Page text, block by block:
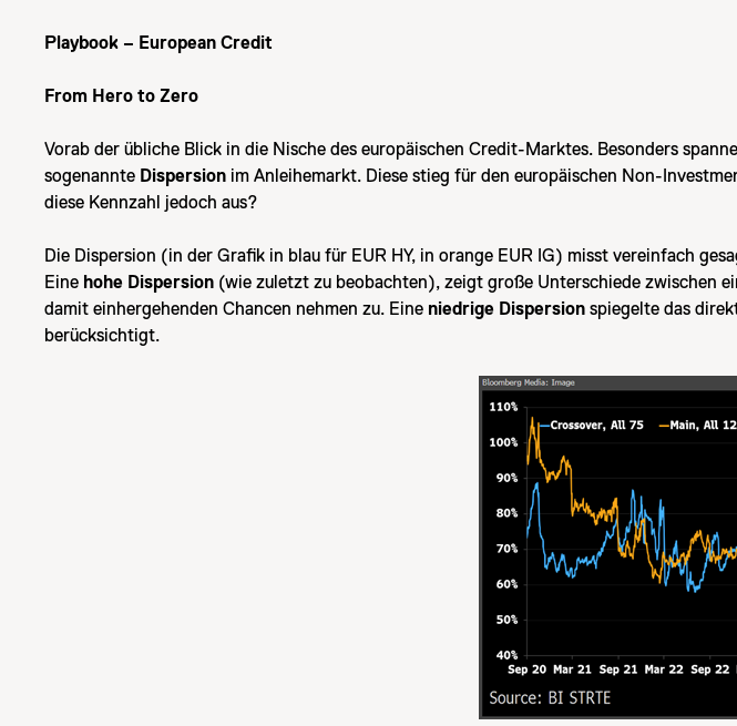
Playbook – European Credit
From Hero to Zero
Vorab der übliche Blick in die Nische des europäischen Credit-Marktes. Besonders
sogenannte Dispersion im Anleihemarkt. Diese stieg für den europäischen Non-
diese Kennzahl jedoch aus?
Die Dispersion (in der Grafik in blau für EUR HY, in orange EUR IG) misst vereinfach
Eine hohe Dispersion (wie zuletzt zu beobachten), zeigt große Unterschiede zwischen
damit einhergehenden Chancen nehmen zu. Eine niedrige Dispersion spiegelte das
berücksichtigt.